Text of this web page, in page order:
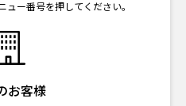
ー番号を押してください。
お客様